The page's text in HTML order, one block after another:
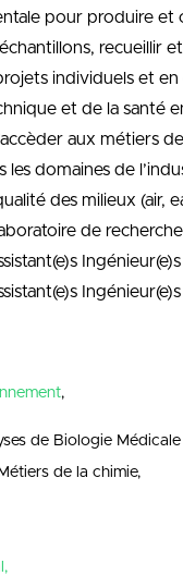
pour produire et
recueillir
individuels et
et de la santé
aux métiers
les domaines de
des milieux (air,
de
,
de Biologie
de la chimie,